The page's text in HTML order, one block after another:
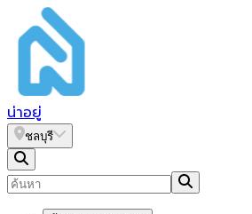
น่าอยู่
ชลบุรี